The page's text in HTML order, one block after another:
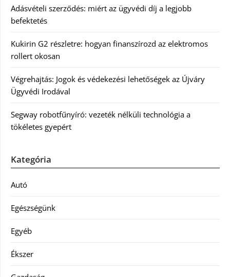
Adásvételi szerződés: miért az ügyvédi díj a legjobb
befektetés
Kukirin G2 részletre: hogyan finanszírozd az elektromos
rollert okosan
Végrehajtás: Jogok és védekezési lehetőségek az Újváry
Ügyvédi Irodával
Segway robotfűnyíró: vezeték nélküli technológia a
tökéletes gyepért
Kategória
Autó
Egészségünk
Egyéb
Ékszer